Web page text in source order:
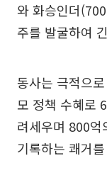
와 화승인더
주를 발굴하여
동사는 극적으
모 정책 수혜로
려세우며 800억
기록하는 쾌거